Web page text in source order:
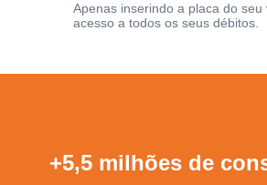
Apenas inserindo a placa do seu
acesso a todos os seus débitos.
+5,5 milhões de